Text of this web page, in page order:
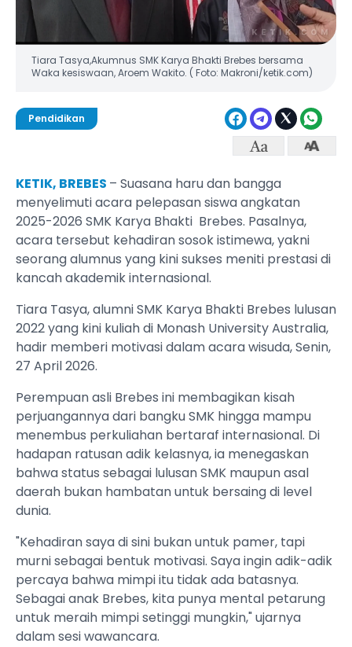
Tiara Tasya,Akumnus SMK Karya Bhakti Brebes bersama
Waka kesiswaan, Aroem Wakito. ( Foto: Makroni/ketik.com)
Pendidikan
KETIK, BREBES – Suasana haru dan bangga
menyelimuti acara pelepasan siswa angkatan
2025-2026 SMK Karya Bhakti Brebes. Pasalnya,
acara tersebut kehadiran sosok istimewa, yakni
seorang alumnus yang kini sukses meniti prestasi di
kancah akademik internasional.
Tiara Tasya, alumni SMK Karya Bhakti Brebes lulusan
2022 yang kini kuliah di Monash University Australia,
hadir memberi motivasi dalam acara wisuda, Senin,
27 April 2026.
Perempuan asli Brebes ini membagikan kisah
perjuangannya dari bangku SMK hingga mampu
menembus perkuliahan bertaraf internasional. Di
hadapan ratusan adik kelasnya, ia menegaskan
bahwa status sebagai lulusan SMK maupun asal
daerah bukan hambatan untuk bersaing di level
dunia.
"Kehadiran saya di sini bukan untuk pamer, tapi
murni sebagai bentuk motivasi. Saya ingin adik-adik
percaya bahwa mimpi itu tidak ada batasnya.
Sebagai anak Brebes, kita punya mental petarung
untuk meraih mimpi setinggi mungkin," ujarnya
dalam sesi wawancara.